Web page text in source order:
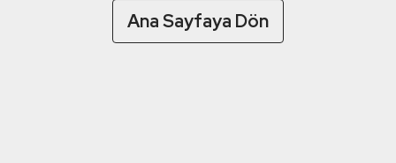
Ana Sayfaya Dön